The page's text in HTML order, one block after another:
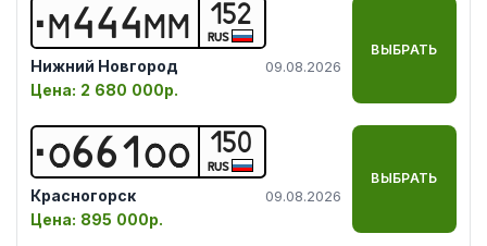
М444ММ 152
RUS
Нижний Новгород 09.08.2026
Цена: 2 680 000р.
ВЫБРАТЬ
О661 ОО 150
RUS
Красногорск 09.08.2026
Цена: 895 000р.
ВЫБРАТЬ